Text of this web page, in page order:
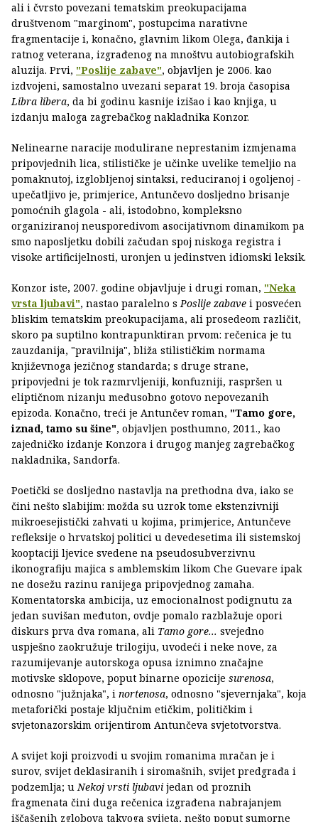
ali i čvrsto povezani tematskim preokupacijama
društvenom "marginom", postupcima narativne
fragmentacije i, konačno, glavnim likom Olega, đankija i
ratnog veterana, izgrađenog na mnoštvu autobiografskih
aluzija. Prvi, "Poslije zabave", objavljen je 2006. kao
izdvojeni, samostalno uvezani separat 19. broja časopisa
Libra libera, da bi godinu kasnije izišao i kao knjiga, u
izdanju maloga zagrebačkog nakladnika Konzor.
Nelinearne naracije modulirane neprestanim izmjenama
pripovjednih lica, stilističke je učinke uvelike temeljio na
pomaknutoj, izglobljenoj sintaksi, reduciranoj i ogoljenoj -
upečatljivo je, primjerice, Antunčevo dosljedno brisanje
pomoćnih glagola - ali, istodobno, kompleksno
organiziranoj neusporedivom asocijativnom dinamikom pa
smo naposljetku dobili začudan spoj niskoga registra i
visoke artificijelnosti, uronjen u jedinstven idiomski leksik.
Konzor iste, 2007. godine objavljuje i drugi roman, "Neka
vrsta ljubavi", nastao paralelno sPoslije zabave i posvećen
bliskim tematskim preokupacijama, ali prosedeom različit,
skoro pa suptilno kontrapunktiran prvom: rečenica je tu
zauzdanija, "pravilnija", bliža stilističkim normama
književnoga jezičnog standarda; s druge strane,
pripovjedni je tok razmrvljeniji, konfuzniji, raspršen u
eliptičnom nizanju međusobno gotovo nepovezanih
epizoda. Konačno, treći je Antunčev roman, "Tamo gore,
iznad, tamo su šine", objavljen posthumno, 2011., kao
zajedničko izdanje Konzora i drugog manjeg zagrebačkog
nakladnika, Sandorfa.
Poetički se dosljedno nastavlja na prethodna dva, iako se
čini nešto slabijim: možda su uzrok tome ekstenzivniji
mikroesejistički zahvati u kojima, primjerice, Antunčeve
refleksije o hrvatskoj politici u devedesetima ili sistemskoj
kooptaciji ljevice svedene na pseudosubverzivnu
ikonografiju majica s amblemskim likom Che Guevare ipak
ne dosežu razinu ranijega pripovjednog zamaha.
Komentatorska ambicija, uz emocionalnost podignutu za
jedan suvišan međuton, ovdje pomalo razblažuje opori
diskurs prva dva romana, ali Tamo gore... svejedno
uspješno zaokružuje trilogiju, uvodeći i neke nove, za
razumijevanje autorskoga opusa iznimno značajne
motivske sklopove, poput binarne opozicije surenosa,
odnosno "južnjaka", i nortenosa, odnosno "sjevernjaka", koja
metaforički postaje ključnim etičkim, političkim i
svjetonazorskim orijentirom Antunčeva svjetotvorstva.
A svijet koji proizvodi u svojim romanima mračan je i
surov, svijet deklasiranih i siromašnih, svijet predgrađa i
podzemlja; uNekoj vrsti ljubavi jedan od proznih
fragmenata čini duga rečenica izgrađena nabrajanjem
iščašenih zglobova takvoga svijeta, nešto poput sumorne